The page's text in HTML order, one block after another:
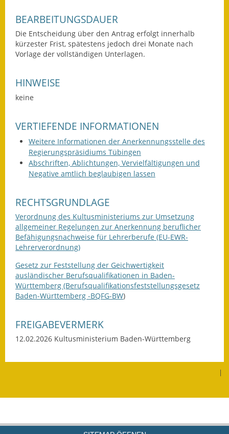
Nahverkehr
Ver- & Entsorgung
Breitbandausbau
Feuerwehr
Freizeit- & Sportstätten
Gesundheit & Soziales
Termine &
Veranstaltungen
Wirtschaft
Ausschreibung von
BEARBEITUNGSDAUER
Die Entscheidung über den Antrag erfolgt innerhalb
kürzester Frist, spätestens jedoch drei Monate nach
Vorlage der vollständigen Unterlagen.
HINWEISE
keine
VERTIEFENDE INFORMATIONEN
Weitere Informationen der Anerkennungsstelle des
Regierungspräsidiums Tübingen
Abschriften, Ablichtungen, Vervielfältigungen und
Negative amtlich beglaubigen lassen
RECHTSGRUNDLAGE
Verordnung des Kultusministeriums zur Umsetzung
allgemeiner Regelungen zur Anerkennung beruflicher
Befähigungsnachweise für Lehrerberufe (EU-EWR-
Lehrerverordnung)
Gesetz zur Feststellung der Geichwertigkeit
ausländischer Berufsqualifikationen in Baden-
Württemberg (Berufsqualifikationsfeststellungsgesetz
Baden-Württemberg -BQFG-BW)
FREIGABEVERMERK
12.02.2026 Kultusministerium Baden-Württemberg
|